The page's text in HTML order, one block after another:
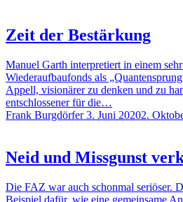
Zeit der Bestärkung
Manuel Garth interpretiert in einem
Wiederaufbaufonds als
Appell, visionärer zu denken und zu
entschlossener für die…
Frank Burgdörfer 3. Juni 20202.
Neid und Missgunst
Die FAZ war auch schonmal seriöser.